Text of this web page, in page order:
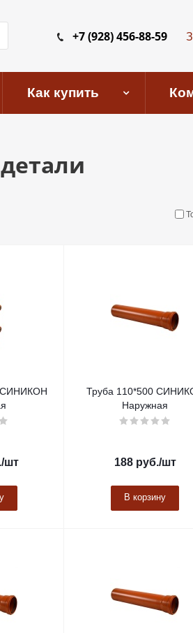
+7 (928) 456-88-59
Как купить
СИНИКОН
/шт
Труба 110*500
Наружная
188руб./шт
В корзину